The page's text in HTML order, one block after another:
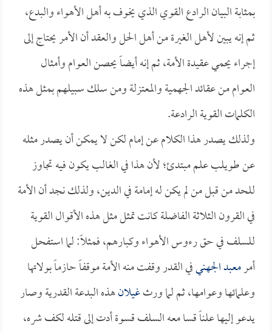
بمثابة البيان الرادع القوي الذي يخوف به أهل الأهواء والبدع،
ثم إنه يبين لأهل الغيرة من أهل الحل والعقد أن الأمر يحتاج إلى
إجراء يحمي عقيدة الأمة، ثم إنه أيضاً يحصن العوام وأمثال
العوام من عقائد الجهمية والمعتزلة ومن سلك سبيلهم بمثل هذه
الكلمات القوية الرادعة.
ولذلك يصدر هذا الكلام عن إمام لكن لا يمكن أن يصدر مثله
عن طويلب علم مبتدئ؛ لأن هذا في الغالب يكون فيه تجاوز
للحد من قبل من لم يكن له إمامة في الدين، ولذلك نجد أن الأمة
في القرون الثلاثة الفاضلة كانت تمثل مثل هذه الأقوال القوية
للسلف في حق رءوس الأهواء وكبارهم، فمثلاً: لما استفحل
أمرمعبد الجهنيفي القدر وقفت منه الأمة موقفاً حازماً بولاتها
وعلمائها وعوامها، ثم لما ورثغيلانهذه البدعة القدرية وصار
يدعو إليها علناً قسا معه السلف قسوة أدت إلى قتله لكف شره،